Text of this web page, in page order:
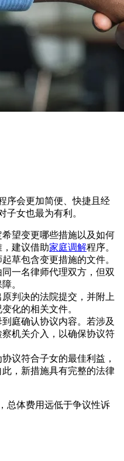
序会更加简便、快捷且经
子女也最为有利。
希望变更哪些措施以及如何
建议借助家庭调解程序。
起草包含变更措施的文件。
一名律师代理双方，但双
。
判决的法院提交，并附上
化的相关文件。
到庭确认协议内容。若涉及
机关介入，以确保协议符
协议符合子女的最佳利益，
，新措施具有完整的法律
总体费用远低于争议性诉